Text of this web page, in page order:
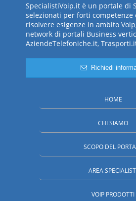
SpecialistiVoip.it è un portale di
selezionati per forti competenze
risolvere esigenze in ambito
network di portali Business
AziendeTelefoniche.it,
Richiedi
HOME
CHI SIAMO
SCOPO DEL
AREA
VOIP PRODOTTI